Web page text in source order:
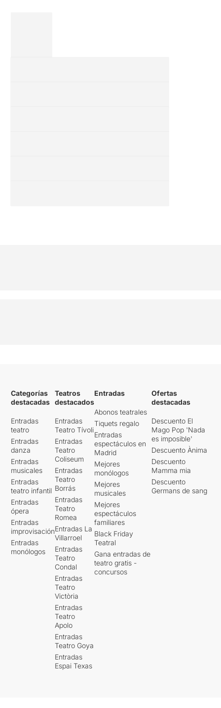
Categorías
destacadas
Entradas
teatro
Entradas
danza
Entradas
musicales
Entradas
teatro infantil
Entradas
ópera
Entradas
improvisación
Entradas
monólogos
Teatros
destacados
Entradas
Teatro Tívoli
Entradas
Teatro
Coliseum
Entradas
Teatro
Borrás
Entradas
Teatro
Romea
Entradas La
Villarroel
Entradas
Teatro
Condal
Entradas
Teatro
Victòria
Entradas
Teatro
Apolo
Entradas
Teatro Goya
Entradas
Espai Texas
Entradas
Abonos teatrales
Tiquets regalo
Entradas
espectáculos en
Madrid
Mejores
monólogos
Mejores
musicales
Mejores
espectáculos
familiares
Black Friday
Teatral
Gana entradas de
teatro gratis -
concursos
Ofertas
destacadas
Descuento El
Mago Pop 'Nada
es imposible'
Descuento Ànima
Descuento
Mamma mia
Descuento
Germans de sang